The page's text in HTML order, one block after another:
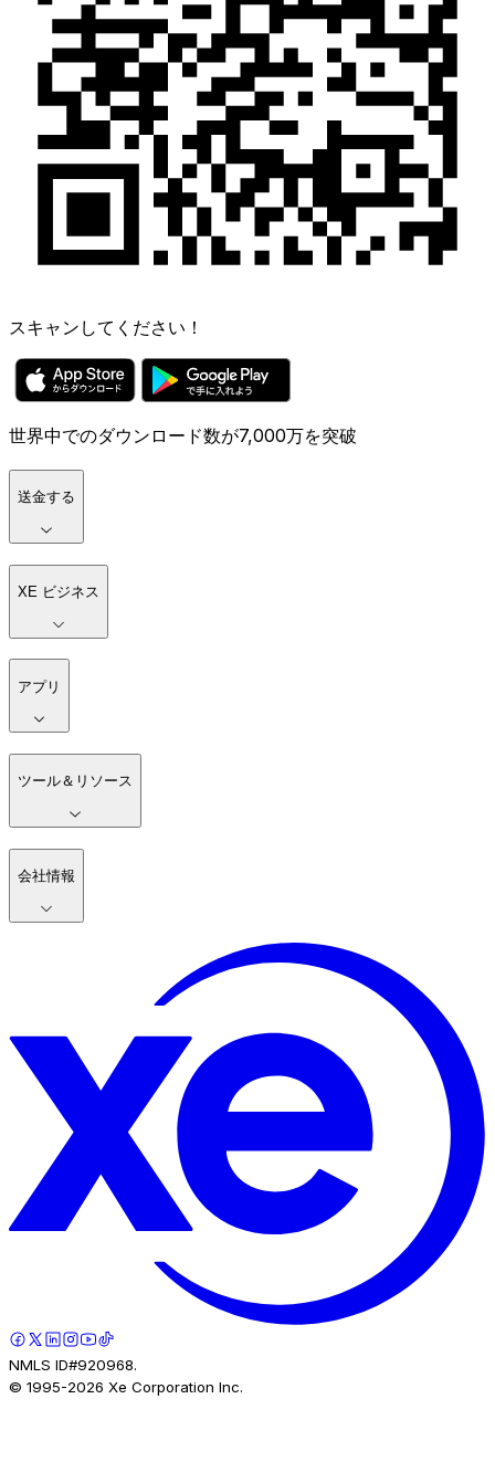
スキャンしてください！
世界中でのダウンロード数が7,000万を突破
送金する
XE ビジネス
アプリ
ツール＆リソース
会社情報
NMLS ID#920968.
© 1995-2026 Xe Corporation Inc.